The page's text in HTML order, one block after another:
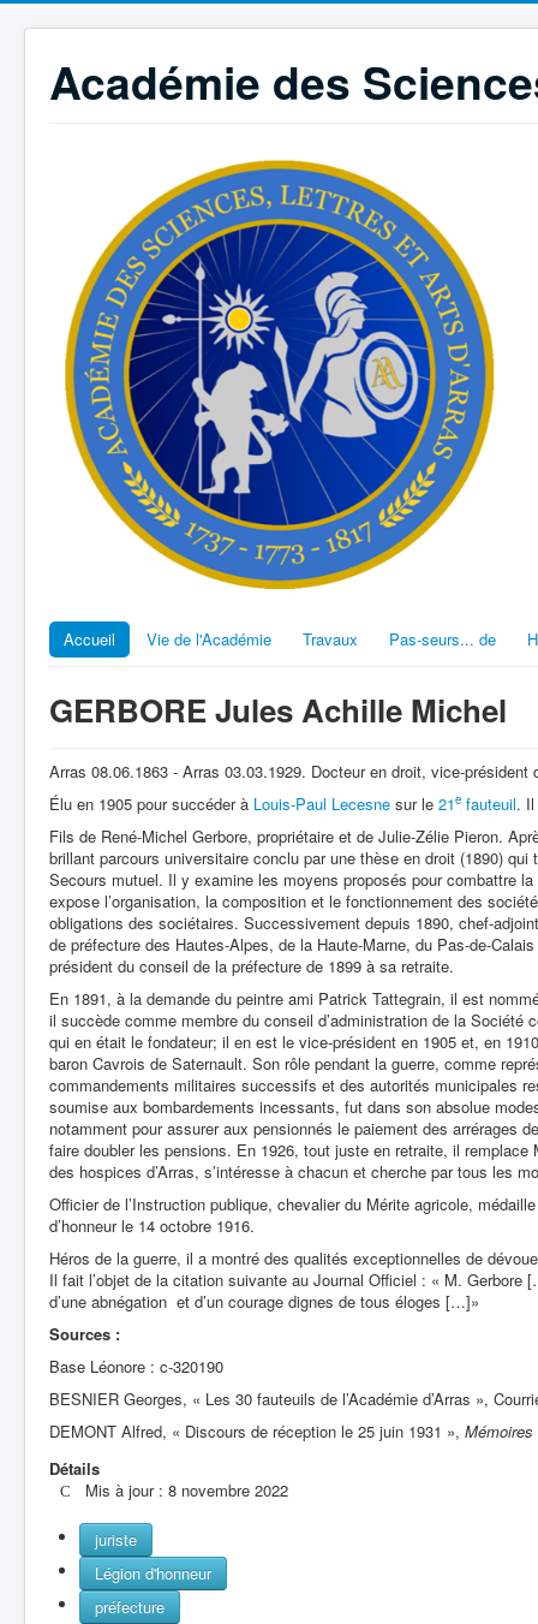
Académie des
Accueil Vie de l'Académie Travaux Pas-seurs... de
GERBORE Jules Achille Michel
Arras 08.06.1863 - Arras 03.03.1929. Docteur en droit, vice-président
Élu en 1905 pour succéder à Louis-Paul Lecesne sur le 21e fauteuil.
Fils de René-Michel Gerbore, propriétaire et de Julie-Zélie Pieron.
brillant parcours universitaire conclu par une thèse en droit (1890)
Secours mutuel. Il y examine les moyens proposés pour combattre
expose l’organisation, la composition et le fonctionnement des
obligations des sociétaires. Successivement depuis 1890, chef-
de préfecture des Hautes-Alpes, de la Haute-Marne, du Pas-de-
président du conseil de la préfecture de 1899 à sa retraite.
En 1891, à la demande du peintre ami Patrick Tattegrain, il est
il succède comme membre du conseil d’administration de la Société
qui en était le fondateur; il en est le vice-président en 1905 et, en
baron Cavrois de Saternault. Son rôle pendant la guerre, comme
commandements militaires successifs et des autorités municipales
soumise aux bombardements incessants, fut dans son absolue
notamment pour assurer aux pensionnés le paiement des arrérages
faire doubler les pensions. En 1926, tout juste en retraite, il
des hospices d’Arras, s’intéresse à chacun et cherche par tous les
Officier de l’Instruction publique, chevalier du Mérite agricole,
d’honneur le 14 octobre 1916.
Héros de la guerre, il a montré des qualités exceptionnelles de
Il fait l’objet de la citation suivante au Journal Officiel : « M. Gerbore
d’une abnégation et d’un courage dignes de tous éloges […]»
Sources :
Base Léonore : c-320190
BESNIER Georges, « Les 30 fauteuils de l’Académie d’Arras »,
DEMONT Alfred, « Discours de réception le 25 juin 1931 », Mémoires
Détails
Mis à jour : 8 novembre 2022
juriste
Légion d'honneur
préfecture